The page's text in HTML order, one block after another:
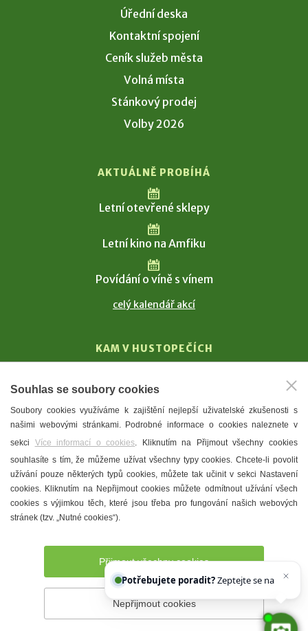
Úřední deska
Kontaktní spojení
Ceník služeb města
Volná místa
Stánkový prodej
Volby 2026
AKTUÁLNĚ PROBÍHÁ
Letní otevřené sklepy
Letní kino na Amfiku
Povídání o víně s vínem
celý kalendář akcí
KAM V HUSTOPEČÍCH
T. G. Masaryk
Mandloně
Ubytování
Restaurace
Městské muzeum a galerie
Denní meníčka
Prohlášení o přístupnosti Správce webu
Souhlas se soubory cookies
Soubory cookies využíváme k zajištění nejlepší uživatelské zkušenosti s
našimi webovými stránkami. Podrobné informace o cookies naleznete v
sekci Více informací o cookies. Kliknutím na Přijmout všechny cookies
souhlasíte s tím, že můžeme užívat všechny typy cookies. Chcete-li povolit
užívání pouze některých typů cookies, můžete tak učinit v sekci Nastavení
cookies. Kliknutím na Nepřijmout cookies můžete odmítnout užívání všech
cookies s výjimkou těch, které jsou třeba pro fungování našich webových
stránek (tzv. „Nutné cookies“).
Přijmout všechny cookies
Nepřijmout cookies
Potřebujete poradit? Zeptejte se našeho asis